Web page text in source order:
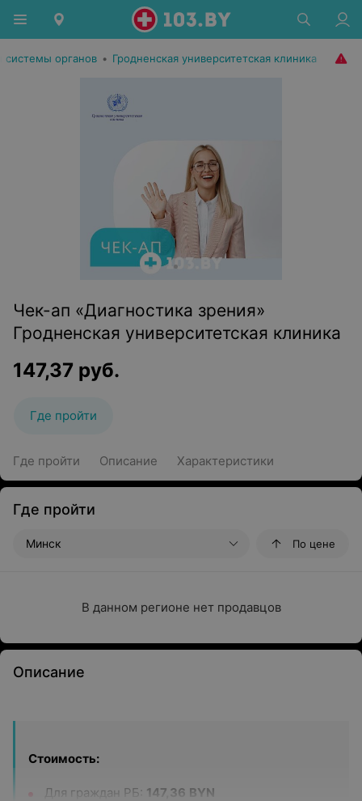
системы органов • Гродненская университетская клиника
Чек-ап «Диагностика зрения»
Гродненская университетская клиника
147,37 руб.
Где пройти
Где пройти Описание Характеристики
Где пройти
Минск По цене
В данном регионе нет продавцов
Описание
Стоимость:
Для граждан РБ: 147,36 BYN